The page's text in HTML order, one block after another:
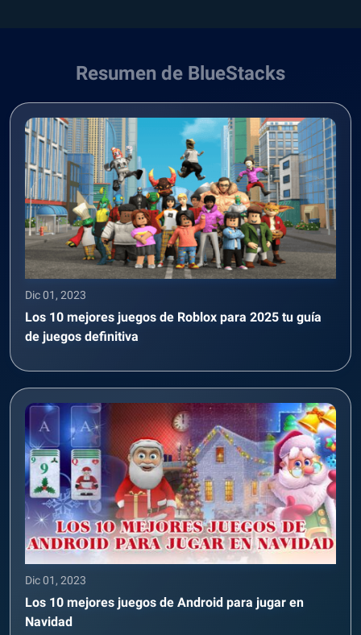
Resumen de BlueStacks
Dic 01, 2023
Los 10 mejores juegos de Roblox para 2025 tu guía
de juegos definitiva
Dic 01, 2023
Los 10 mejores juegos de Android para jugar en
Navidad